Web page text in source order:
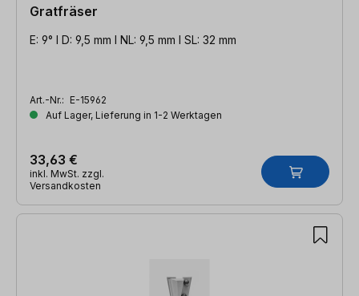
Gratfräser
E: 9° l D: 9,5 mm l NL: 9,5 mm l SL: 32 mm
Art.-Nr.: E-15962
Auf Lager, Lieferung in 1-2 Werktagen
33,63 €
inkl. MwSt. zzgl.
Versandkosten